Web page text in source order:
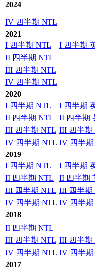
2024
IV 四半期 NTL
2021
I 四半期 NTL
I 四半期
II 四半期 NTL
III 四半期 NTL
IV 四半期 NTL
2020
I 四半期 NTL
I 四半期
II 四半期 NTL
II 四半期
III 四半期 NTL III 四半期
IV 四半期 NTL IV 四半期
2019
I 四半期 NTL
I 四半期
II 四半期 NTL
II 四半期
III 四半期 NTL III 四半期
IV 四半期 NTL IV 四半期
2018
II 四半期 NTL
III 四半期 NTL III 四半期
IV 四半期 NTL IV 四半期
2017